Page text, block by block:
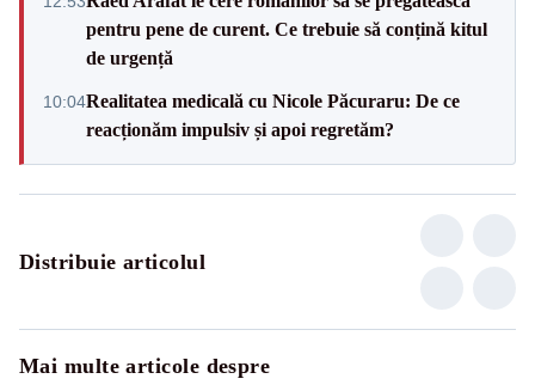
pentru pene de curent. Ce trebuie să conțină kitul
de urgență
10:04Realitatea medicală cu Nicole Păcuraru: De ce
reacționăm impulsiv și apoi regretăm?
Distribuie articolul
Mai multe articole despre